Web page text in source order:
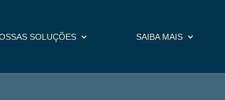
SOLUÇÕES SAIBA MAIS